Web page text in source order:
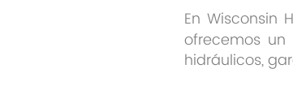
En Wisconsin
ofrecemos
hidráulicos,